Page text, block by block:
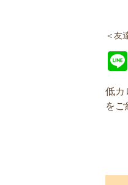
＜友
低カ
をご